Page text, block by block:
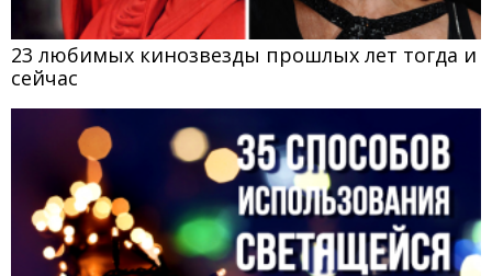
23 любимых кинозвезды прошлых лет тогда и
сейчас